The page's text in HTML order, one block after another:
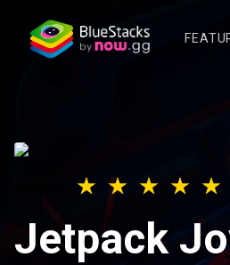
Jetpack